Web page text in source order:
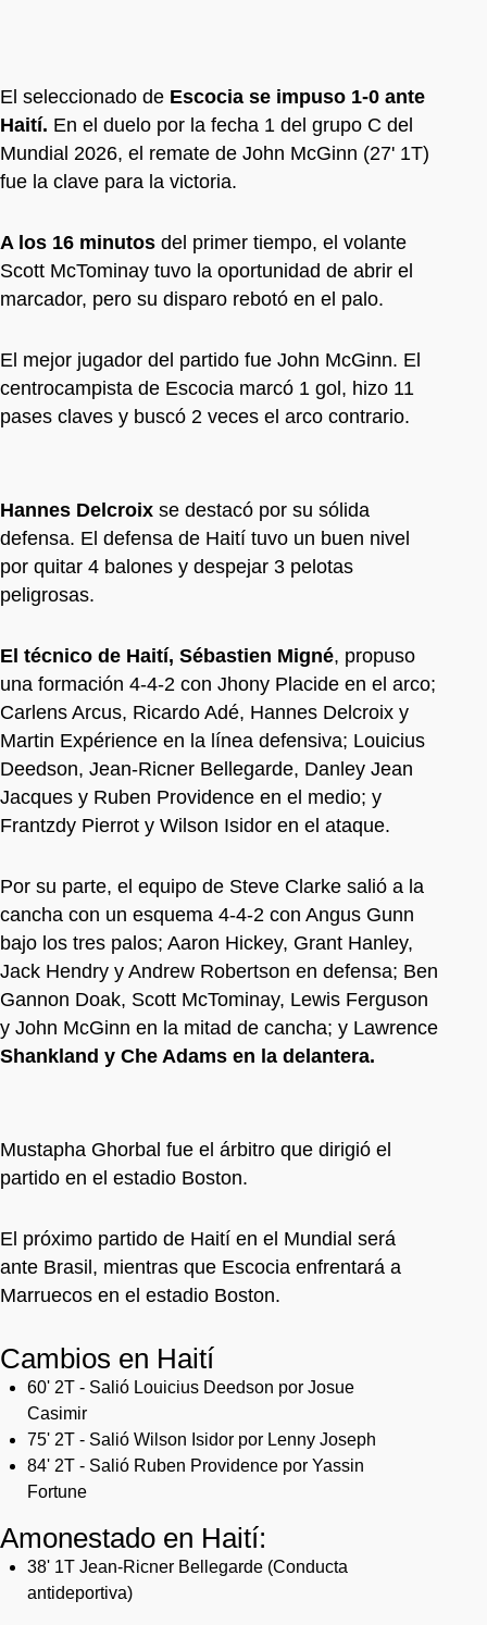
El seleccionado de Escocia se impuso 1-0 ante
Haití. En el duelo por la fecha 1 del grupo C del
Mundial 2026, el remate de John McGinn (27' 1T)
fue la clave para la victoria.
A los 16 minutos del primer tiempo, el volante
Scott McTominay tuvo la oportunidad de abrir el
marcador, pero su disparo rebotó en el palo.
El mejor jugador del partido fue John McGinn. El
centrocampista de Escocia marcó 1 gol, hizo 11
pases claves y buscó 2 veces el arco contrario.
Hannes Delcroix se destacó por su sólida
defensa. El defensa de Haití tuvo un buen nivel
por quitar 4 balones y despejar 3 pelotas
peligrosas.
El técnico de Haití, Sébastien Migné, propuso
una formación 4-4-2 con Jhony Placide en el arco;
Carlens Arcus, Ricardo Adé, Hannes Delcroix y
Martin Expérience en la línea defensiva; Louicius
Deedson, Jean-Ricner Bellegarde, Danley Jean
Jacques y Ruben Providence en el medio; y
Frantzdy Pierrot y Wilson Isidor en el ataque.
Por su parte, el equipo de Steve Clarke salió a la
cancha con un esquema 4-4-2 con Angus Gunn
bajo los tres palos; Aaron Hickey, Grant Hanley,
Jack Hendry y Andrew Robertson en defensa; Ben
Gannon Doak, Scott McTominay, Lewis Ferguson
y John McGinn en la mitad de cancha; y Lawrence
Shankland y Che Adams en la delantera.
Mustapha Ghorbal fue el árbitro que dirigió el
partido en el estadio Boston.
El próximo partido de Haití en el Mundial será
ante Brasil, mientras que Escocia enfrentará a
Marruecos en el estadio Boston.
Cambios en Haití
60' 2T - Salió Louicius Deedson por Josue
Casimir
75' 2T - Salió Wilson Isidor por Lenny Joseph
84' 2T - Salió Ruben Providence por Yassin
Fortune
Amonestado en Haití:
38' 1T Jean-Ricner Bellegarde (Conducta
antideportiva)